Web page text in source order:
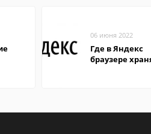
06 июня 2022
Где в Яндекс
браузере